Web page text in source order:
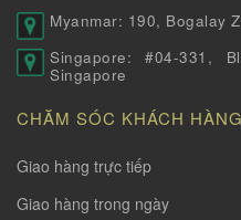
Myanmar: 190, Bogalay
Singapore: #04-331,
Singapore
CHĂM SÓC KHÁCH HÀNG
Giao hàng trực tiếp
Giao hàng trong ngày